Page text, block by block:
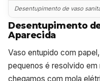
Desentupimento de vaso
Desentupimento
Aparecida
Vaso entupido com
pequenos é resolvido em
chegamos com mola